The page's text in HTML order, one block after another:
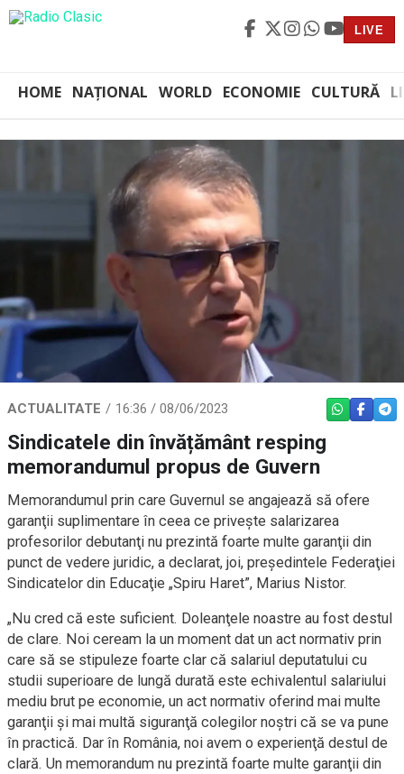
LIVE
HOME NAȚIONAL WORLD ECONOMIE CULTURĂ
ACTUALITATE 16:36 / 08/06/2023 WHATSAPP
Sindicatele din învățământ resping
memorandumul propus de Guvern
Memorandumul prin care Guvernul se angajează să ofere
garanţii suplimentare în ceea ce priveşte salarizarea
profesorilor debutanţi nu prezintă foarte multe garanţii din
punct de vedere juridic, a declarat, joi, preşedintele Federaţiei
Sindicatelor din Educaţie „Spiru Haret”, Marius Nistor.
„Nu cred că este suficient. Doleanţele noastre au fost destul
de clare. Noi ceream la un moment dat un act normativ prin
care să se stipuleze foarte clar că salariul deputatului cu
studii superioare de lungă durată este echivalentul salariului
mediu brut pe economie, un act normativ oferind mai multe
garanţii şi mai multă siguranţă colegilor noştri că se va pune
în practică. Dar în România, noi avem o experienţă destul de
clară. Un memorandum nu prezintă foarte multe garanţii din